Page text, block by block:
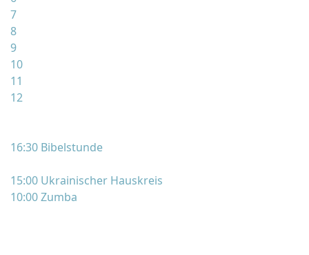
7
8
9
10
11
12
16:30 Bibelstunde
15:00 Ukrainischer Hauskreis
10:00 Zumba